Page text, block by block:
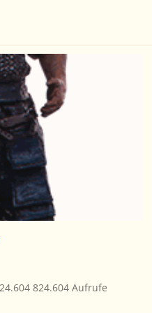
824.604 Aufrufe